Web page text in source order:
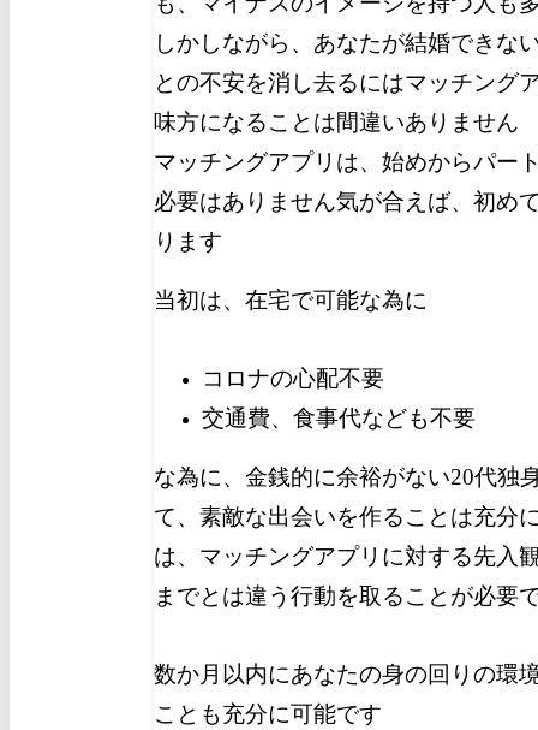
しかしながら、あなたが結婚できな
との不安を消し去るにはマッチング
味方になることは間違いありません
マッチングアプリは、始めからパー
必要はありません気が合えば、 初め
ります
当初は、在宅で可能な為に
コロナの心配不要
交通費、食事代なども不要
な為に、金銭的に余裕がない20代独
て、素敵な出会いを作ることは充分
は、マッチングアプリに対する先入
までとは違う行動を取ることが必要
数か月以内にあなたの身の回りの環
ことも充分に可能です